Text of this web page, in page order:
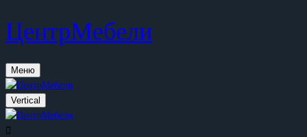
ЦентрМебели
Меню
Vertical